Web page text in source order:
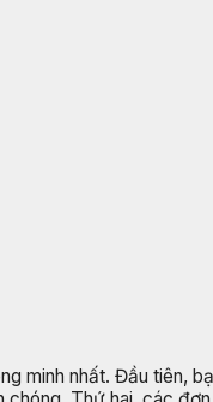
minh nhất. Đầu tiên,